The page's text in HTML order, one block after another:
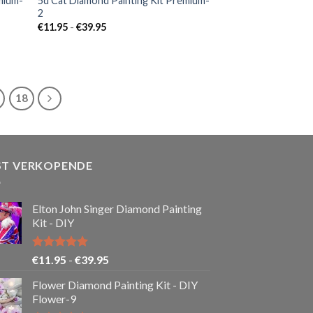
2
€11.95 - €39.95Prijsklasse:
18
VERKOPENDE
Elton John Singer Diamond Painting
Kit - DIY
Gewaardeerd
€11.95 - €39.95
tot
Flower Diamond Painting Kit - DIY
Flower-9